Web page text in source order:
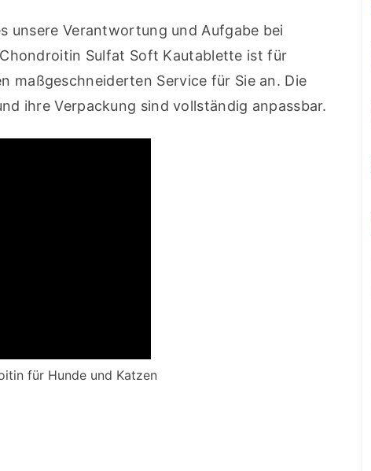
unsere Verantwortung und Aufgabe bei
Sulfat Soft Kautablette ist für
maßgeschneiderten Service für Sie an. Die
ihre Verpackung sind vollständig anpassbar.
für Hunde und Katzen